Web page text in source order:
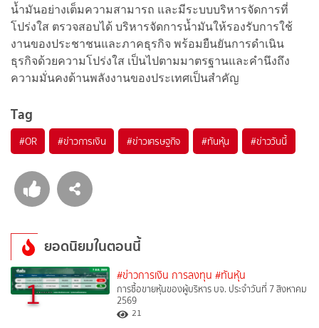
น้ำมันอย่างเต็มความสามารถ และมีระบบบริหารจัดการที่
โปร่งใส ตรวจสอบได้ บริหารจัดการน้ำมันให้รองรับการใช้
งานของประชาชนและภาคธุรกิจ พร้อมยืนยันการดำเนิน
ธุรกิจด้วยความโปร่งใส เป็นไปตามมาตรฐานและคำนึงถึง
ความมั่นคงด้านพลังงานของประเทศเป็นสำคัญ
Tag
#OR #ข่าวการเงิน #ข่าวเศรษฐกิจ #ทันหุ้น #ข่าววันนี้
ยอดนิยมในตอนนี้
1 #ข่าวการเงิน การลงทุน #ทันหุ้น
การซื้อขายหุ้นของผู้บริหาร บจ. ประจำวันที่ 7 สิงหาคม
2569
21